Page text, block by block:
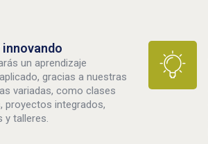
un aprendizaje
gracias a nuestras
variadas, como clases
proyectos integrados,
y talleres.